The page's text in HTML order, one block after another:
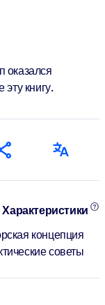
оказался
книгу.
Характеристики
концепция
советы